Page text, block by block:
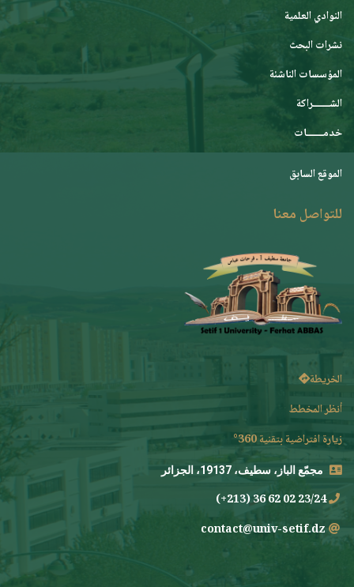
النوادي العلمية
نشرات البحث
المؤسسات الناشئة
الشـــــــراكة
خدمـــــــات
الموقع السابق
للتواصل معنا
الخريطة
أنظر المخطط
زيارة افتراضية بتقنية 360°
مجمّع الباز، سطيف، 19137، الجزائر
23/24 02 62 36 (213+)
contact@univ-setif.dz